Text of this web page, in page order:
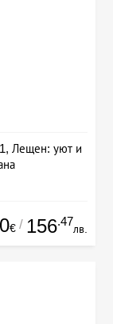
Лещен: уют и
€ / 156.47
лв.